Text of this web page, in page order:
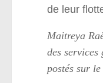
de leur
Maitreya
des services
postés sur